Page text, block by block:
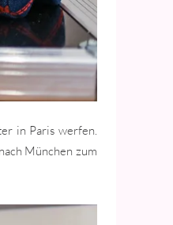
in Paris werfen.
München zum